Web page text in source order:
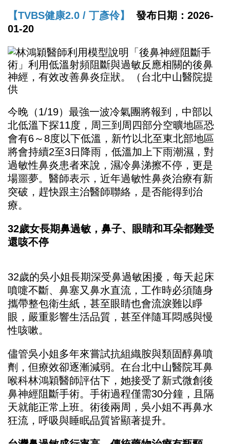
【TVBS健康2.0 / 丁彥伶】
發布日期：2026-
01-20
今晚（1/19）最強一波冷氣團將報到，中部以
北低溫下探11度，周三到周四部分空曠地區恐
會有6～8度以下低溫，新竹以北至東北部地區
將會持續2至3日降雨，低溫加上下雨潮濕，對
過敏性鼻炎患者來說，濕冷鼻涕擦不停，更是
場噩夢。醫師表示，近年過敏性鼻炎治療有新
突破，趕快跟主治醫師聯絡，是否能得到治
療。
32歲女長期鼻過敏，鼻子、眼睛和耳朵都難受
還咳不停
32歲的吳小姐長期深受鼻過敏困擾，每天起床
噴嚏不斷、鼻塞又鼻水直流，工作時必須隨身
攜帶整包衛生紙，甚至眼睛也會流淚難以睜
眼，嚴重影響生活品質，甚至伴隨耳悶感與慢
性咳嗽。
儘管吳小姐多年來嘗試抗組織胺與類固醇鼻噴
劑，但療效卻逐漸減弱。在台北中山醫院耳鼻
喉科林鴻穎醫師評估下，她接受了新式微創後
鼻神經阻斷手術。手術過程僅需30分鐘，且隔
天就能正常上班。術後兩周，吳小姐不再鼻水
狂流，呼吸與睡眠品質皆顯著提升。